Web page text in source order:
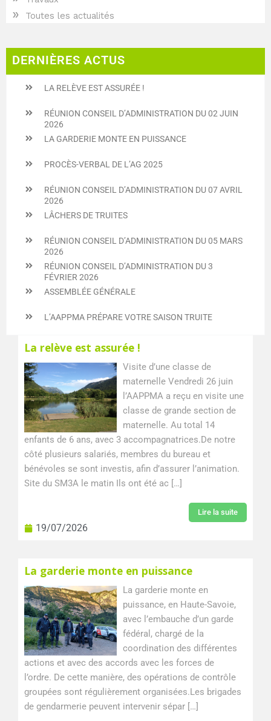
» Toutes les actualités
DERNIÈRES ACTUS
LA RELÈVE EST ASSURÉE !
RÉUNION CONSEIL D’ADMINISTRATION DU 02 JUIN
2026
LA GARDERIE MONTE EN PUISSANCE
PROCÈS-VERBAL DE L’AG 2025
RÉUNION CONSEIL D’ADMINISTRATION DU 07 AVRIL
2026
LÂCHERS DE TRUITES
RÉUNION CONSEIL D’ADMINISTRATION DU 05 MARS
2026
RÉUNION CONSEIL D’ADMINISTRATION DU 3
FÉVRIER 2026
ASSEMBLÉE GÉNÉRALE
L’AAPPMA PRÉPARE VOTRE SAISON TRUITE
La relève est assurée !
Visite d’une classe de
maternelle Vendredi 26 juin
l’AAPPMA a reçu en visite une
classe de grande section de
maternelle. Au total 14
enfants de 6 ans, avec 3 accompagnatrices.De notre
côté plusieurs salariés, membres du bureau et
bénévoles se sont investis, afin d’assurer l’animation.
Site du SM3A le matin Ils ont été ac […]
Lire la suite
19/07/2026
La garderie monte en puissance
La garderie monte en
puissance, en Haute-Savoie,
avec l’embauche d’un garde
fédéral, chargé de la
coordination des différentes
actions et avec des accords avec les forces de
l’ordre. De cette manière, des opérations de contrôle
groupées sont régulièrement organisées.Les brigades
de gendarmerie peuvent intervenir sépar […]
PagePage